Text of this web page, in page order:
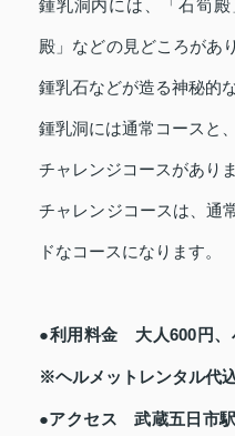
鍾乳洞内には、「石筍
殿」などの見どころがあ
鍾乳石などが造る神秘的
鍾乳洞には通常コースと
チャレンジコースがありま
チャレンジコースは、通
ドなコースになります。
●利用料金 大人600円
※ヘルメットレンタル代
●アクセス 武蔵五日市